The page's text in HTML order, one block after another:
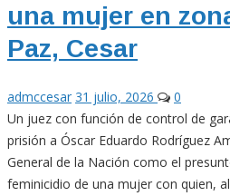
una mujer en
Paz, Cesar
admccesar 31 julio, 2026
0
Un juez con función de control de
prisión a Óscar Eduardo Rodríguez
General de la Nación como el
feminicidio de una mujer con quien,